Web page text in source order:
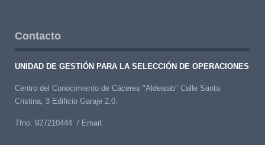
Contacto
UNIDAD DE GESTIÓN PARA LA SELECCIÓN DE OPERACIONES
Centro del Conocimiento de Cáceres "Aldealab" Calle Santa
Cristina, 3 Edificio Garaje 2.0.
Tfno. 927210444 / Email: